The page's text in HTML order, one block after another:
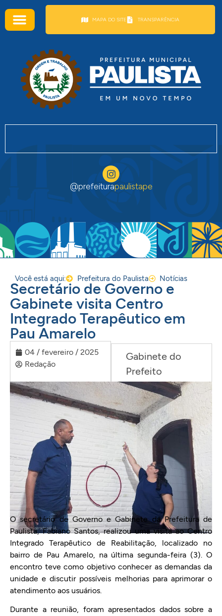
MAPA DO SITE TRANSPARÊNCIA
@prefeiturapaulistape
Você está aqui: Prefeitura do Paulista Notícias
Secretário de Governo e
Gabinete visita Centro
Integrado Terapêutico em
Pau Amarelo
04 / fevereiro / 2025
Redação
Gabinete do
Prefeito
O secretário de Governo e Gabinete da Prefeitura de
Paulista, Fabiano Santos, realizou uma visita ao Centro
Integrado Terapêutico de Reabilitação, localizado no
bairro de Pau Amarelo, na última segunda-feira (3). O
encontro teve como objetivo conhecer as demandas da
unidade e discutir possíveis melhorias para aprimorar o
atendimento aos usuários.
Durante a reunião, foram apresentados dados sobre a